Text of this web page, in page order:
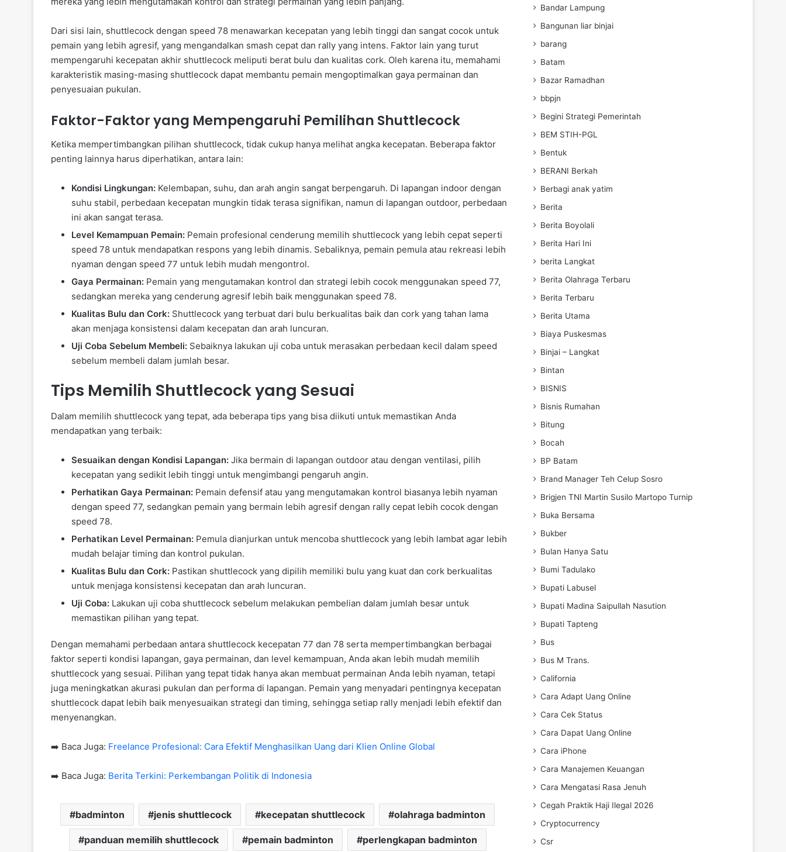
Dari sisi lain, shuttlecock dengan speed 78 menawarkan kecepatan yang lebih tinggi dan sangat cocok untuk
pemain yang lebih agresif, yang mengandalkan smash cepat dan rally yang intens. Faktor lain yang turut
mempengaruhi kecepatan akhir shuttlecock meliputi berat bulu dan kualitas cork. Oleh karena itu, memahami
karakteristik masing-masing shuttlecock dapat membantu pemain mengoptimalkan gaya permainan dan
penyesuaian pukulan.
Faktor-Faktor yang Mempengaruhi Pemilihan Shuttlecock
Ketika mempertimbangkan pilihan shuttlecock, tidak cukup hanya melihat angka kecepatan. Beberapa faktor
penting lainnya harus diperhatikan, antara lain:
Kondisi Lingkungan: Kelembapan, suhu, dan arah angin sangat berpengaruh. Di lapangan indoor dengan
suhu stabil, perbedaan kecepatan mungkin tidak terasa signifikan, namun di lapangan outdoor, perbedaan
ini akan sangat terasa.
Level Kemampuan Pemain: Pemain profesional cenderung memilih shuttlecock yang lebih cepat seperti
speed 78 untuk mendapatkan respons yang lebih dinamis. Sebaliknya, pemain pemula atau rekreasi lebih
nyaman dengan speed 77 untuk lebih mudah mengontrol.
Gaya Permainan: Pemain yang mengutamakan kontrol dan strategi lebih cocok menggunakan speed 77,
sedangkan mereka yang cenderung agresif lebih baik menggunakan speed 78.
Kualitas Bulu dan Cork: Shuttlecock yang terbuat dari bulu berkualitas baik dan cork yang tahan lama
akan menjaga konsistensi dalam kecepatan dan arah luncuran.
Uji Coba Sebelum Membeli: Sebaiknya lakukan uji coba untuk merasakan perbedaan kecil dalam speed
sebelum membeli dalam jumlah besar.
Tips Memilih Shuttlecock yang Sesuai
Dalam memilih shuttlecock yang tepat, ada beberapa tips yang bisa diikuti untuk memastikan Anda
mendapatkan yang terbaik:
Sesuaikan dengan Kondisi Lapangan: Jika bermain di lapangan outdoor atau dengan ventilasi, pilih
kecepatan yang sedikit lebih tinggi untuk mengimbangi pengaruh angin.
Perhatikan Gaya Permainan: Pemain defensif atau yang mengutamakan kontrol biasanya lebih nyaman
dengan speed 77, sedangkan pemain yang bermain lebih agresif dengan rally cepat lebih cocok dengan
speed 78.
Perhatikan Level Permainan: Pemula dianjurkan untuk mencoba shuttlecock yang lebih lambat agar lebih
mudah belajar timing dan kontrol pukulan.
Kualitas Bulu dan Cork: Pastikan shuttlecock yang dipilih memiliki bulu yang kuat dan cork berkualitas
untuk menjaga konsistensi kecepatan dan arah luncuran.
Uji Coba: Lakukan uji coba shuttlecock sebelum melakukan pembelian dalam jumlah besar untuk
memastikan pilihan yang tepat.
Dengan memahami perbedaan antara shuttlecock kecepatan 77 dan 78 serta mempertimbangkan berbagai
faktor seperti kondisi lapangan, gaya permainan, dan level kemampuan, Anda akan lebih mudah memilih
shuttlecock yang sesuai. Pilihan yang tepat tidak hanya akan membuat permainan Anda lebih nyaman, tetapi
juga meningkatkan akurasi pukulan dan performa di lapangan. Pemain yang menyadari pentingnya kecepatan
shuttlecock dapat lebih baik menyesuaikan strategi dan timing, sehingga setiap rally menjadi lebih efektif dan
menyenangkan.
➡️ Baca Juga: Freelance Profesional: Cara Efektif Menghasilkan Uang dari Klien Online Global
➡️ Baca Juga: Berita Terkini: Perkembangan Politik di Indonesia
badminton jenis shuttlecock kecepatan shuttlecock olahraga badminton
panduan memilih shuttlecock pemain badminton perlengkapan badminton
Bandar Lampung
Bangunan liar binjai
barang
Batam
Bazar Ramadhan
bbpjn
Begini Strategi Pemerintah
BEM STIH-PGL
Bentuk
BERANI Berkah
Berbagi anak yatim
Berita
Berita Boyolali
Berita Hari Ini
berita Langkat
Berita Olahraga Terbaru
Berita Terbaru
Berita Utama
Biaya Puskesmas
Binjai – Langkat
Bintan
BISNIS
Bisnis Rumahan
Bitung
Bocah
BP Batam
Brand Manager Teh Celup Sosro
Brigjen TNI Martin Susilo Martopo Turnip
Buka Bersama
Bukber
Bulan Hanya Satu
Bumi Tadulako
Bupati Labusel
Bupati Madina Saipullah Nasution
Bupati Tapteng
Bus
Bus M Trans.
California
Cara Adapt Uang Online
Cara Cek Status
Cara Dapat Uang Online
Cara iPhone
Cara Manajemen Keuangan
Cara Mengatasi Rasa Jenuh
Cegah Praktik Haji Ilegal 2026
Cryptocurrency
Csr